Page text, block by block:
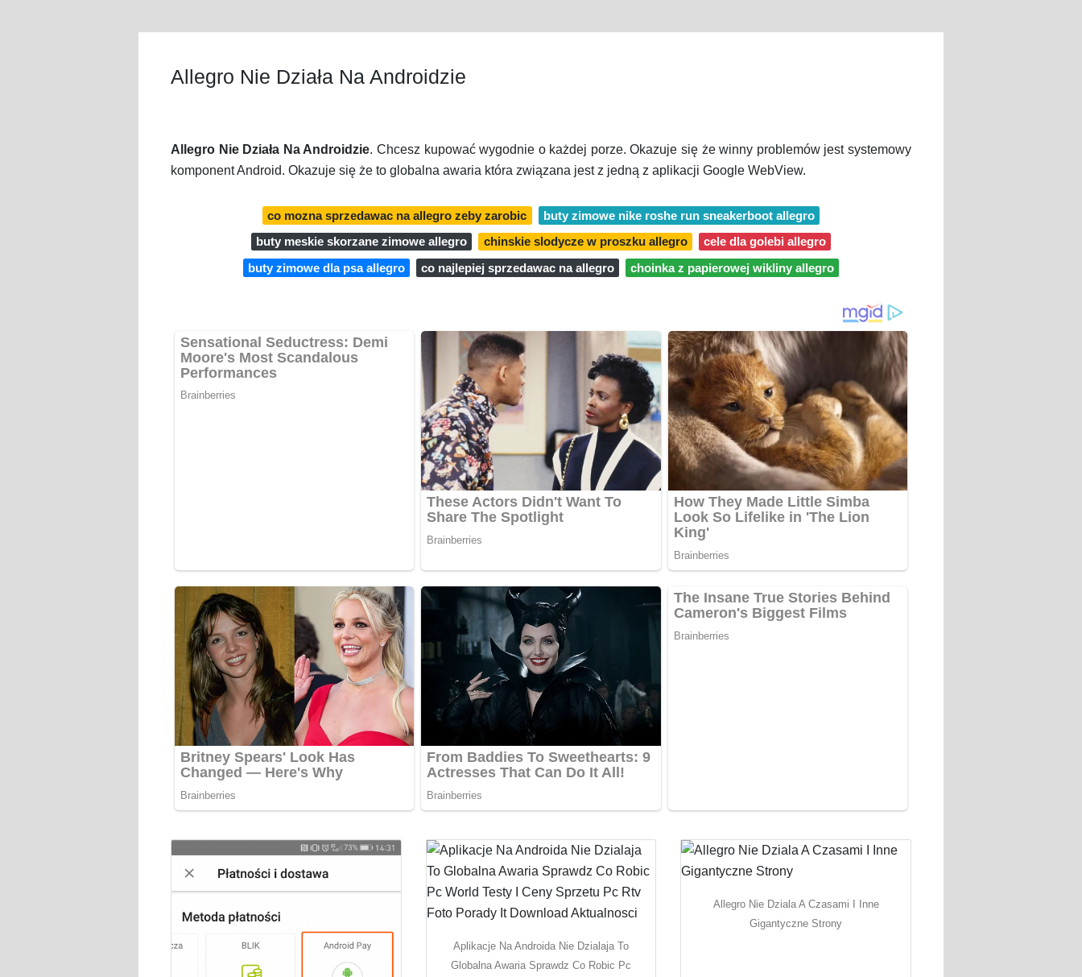
Allegro Nie Działa Na Androidzie
Allegro Nie Działa Na Androidzie. Chcesz kupować wygodnie o każdej porze. Okazuje się że winny problemów jest systemowy
komponent Android. Okazuje się że to globalna awaria która związana jest z jedną z aplikacji Google WebView.
co mozna sprzedawac na allegro zeby zarobic
buty zimowe nike roshe run sneakerboot allegro
buty meskie skorzane zimowe allegro
chinskie slodycze w proszku allegro
cele dla golebi allegro
buty zimowe dla psa allegro
co najlepiej sprzedawac na allegro choinka z papierowej wikliny allegro
Aplikacje Na Androida Nie Dzialaja To
Globalna Awaria Sprawdz Co Robic Pc
Allegro Nie Dziala A Czasami I Inne
Gigantyczne Strony